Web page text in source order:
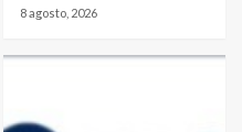
8 agosto, 2026